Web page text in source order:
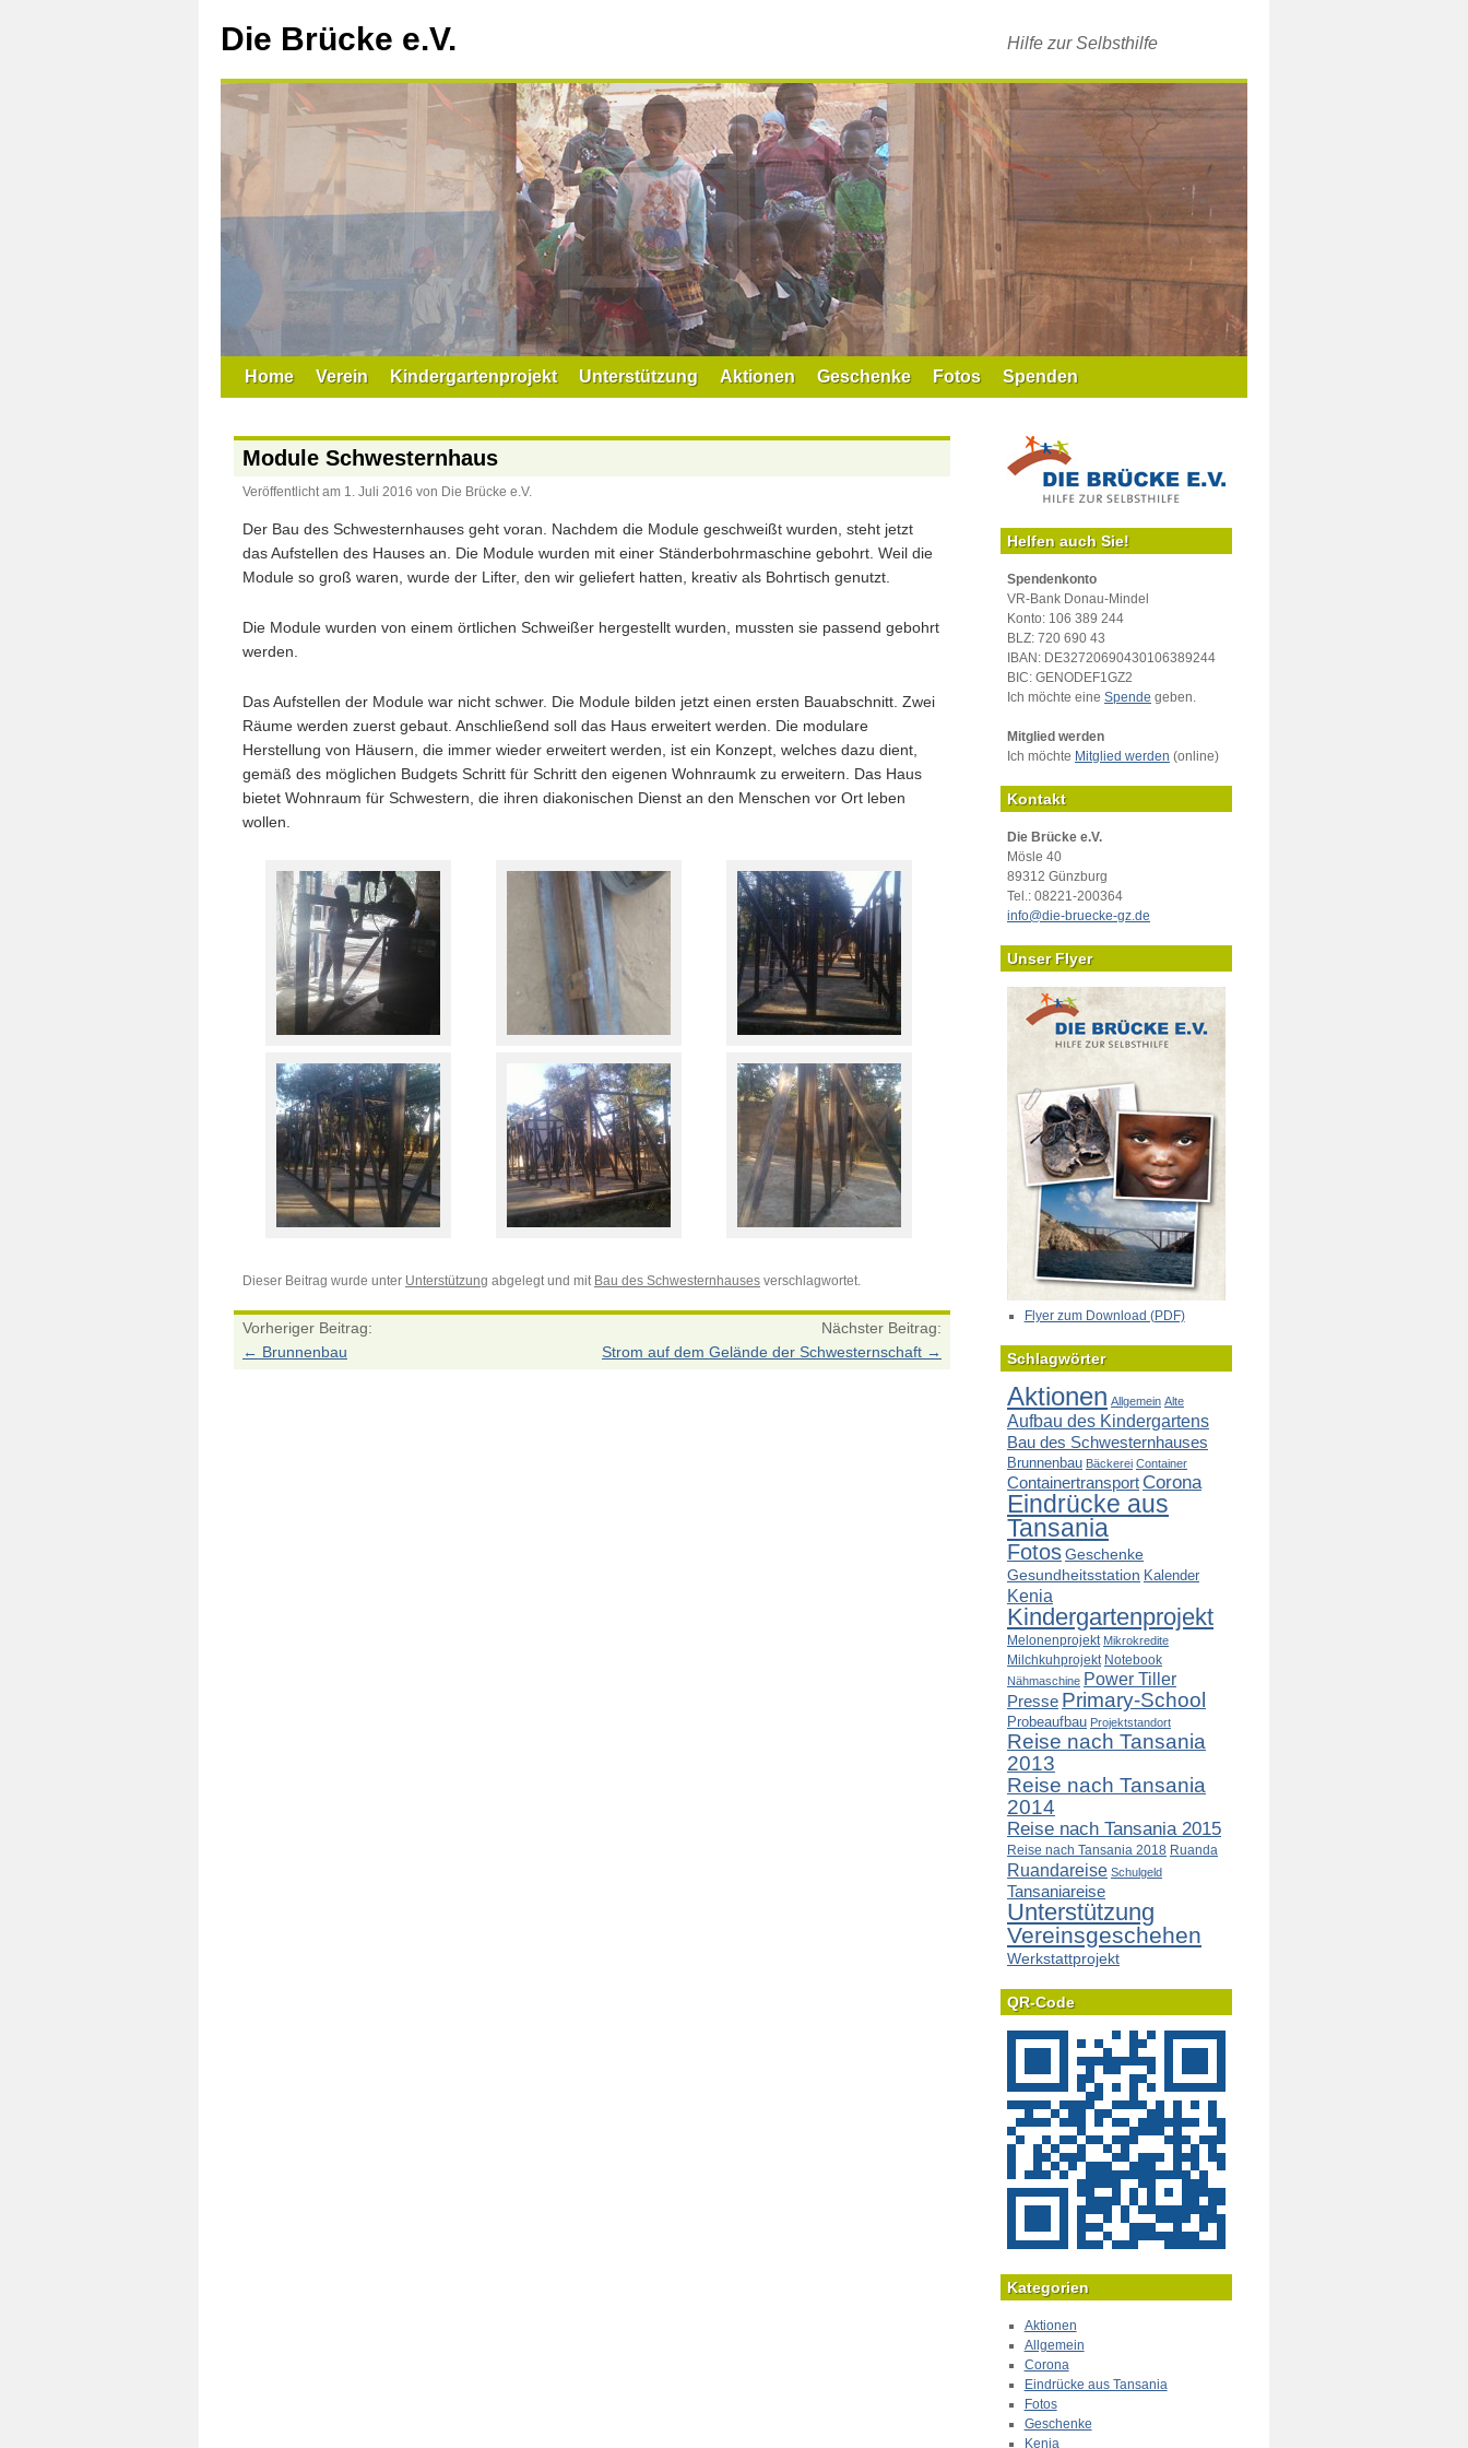
Inhalt
springen
Die Brücke e.V. Hilfe zur Selbsthilfe
Home Verein Kindergartenprojekt Unterstützung Aktionen Geschenke Fotos Spenden
Module Schwesternhaus
Veröffentlicht am 1. Juli 2016 von Die Brücke e.V.
Der Bau des Schwesternhauses geht voran. Nachdem die Module geschweißt wurden, steht jetzt
das Aufstellen des Hauses an. Die Module wurden mit einer Ständerbohrmaschine gebohrt. Weil die
Module so groß waren, wurde der Lifter, den wir geliefert hatten, kreativ als Bohrtisch genutzt.
Die Module wurden von einem örtlichen Schweißer hergestellt wurden, mussten sie passend gebohrt
werden.
Das Aufstellen der Module war nicht schwer. Die Module bilden jetzt einen ersten Bauabschnitt. Zwei
Räume werden zuerst gebaut. Anschließend soll das Haus erweitert werden. Die modulare
Herstellung von Häusern, die immer wieder erweitert werden, ist ein Konzept, welches dazu dient,
gemäß des möglichen Budgets Schritt für Schritt den eigenen Wohnraumk zu erweitern. Das Haus
bietet Wohnraum für Schwestern, die ihren diakonischen Dienst an den Menschen vor Ort leben
wollen.
Dieser Beitrag wurde unter Unterstützung abgelegt und mit Bau des Schwesternhauses verschlagwortet.
Vorheriger Beitrag:
← Brunnenbau
Nächster Beitrag:
Strom auf dem Gelände der Schwesternschaft →
Helfen auch Sie!
Spendenkonto
VR-Bank Donau-Mindel
Konto: 106 389 244
BLZ: 720 690 43
IBAN: DE32720690430106389244
BIC: GENODEF1GZ2
Ich möchte eine Spende geben.
Mitglied werden
Ich möchte Mitglied werden (online)
Kontakt
Die Brücke e.V.
Mösle 40
89312 Günzburg
Tel.: 08221-200364
info@die-bruecke-gz.de
Unser Flyer
Flyer zum Download (PDF)
Schlagwörter
Aktionen Allgemein Alte
Aufbau des Kindergartens
Bau des Schwesternhauses
Brunnenbau Bäckerei Container
Containertransport Corona
Eindrücke aus
Tansania
FotosGeschenke
Gesundheitsstation Kalender
Kenia
Kindergartenprojekt
Melonenprojekt Mikrokredite
Milchkuhprojekt Notebook
Nähmaschine Power Tiller
Presse Primary-School
Probeaufbau Projektstandort
Reise nach Tansania
2013
Reise nach Tansania
2014
Reise nach Tansania 2015
Reise nach Tansania 2018 Ruanda
Ruandareise Schulgeld
Tansaniareise
Unterstützung
Vereinsgeschehen
Werkstattprojekt
QR-Code
Kategorien
Aktionen
Allgemein
Corona
Eindrücke aus Tansania
Fotos
Geschenke
Kenia